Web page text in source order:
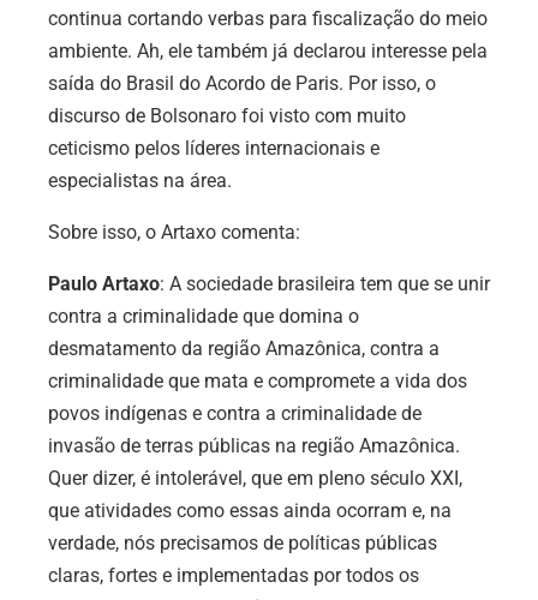
continua cortando verbas para fiscalização do meio
ambiente. Ah, ele também já declarou interesse pela
saída do Brasil do Acordo de Paris. Por isso, o
discurso de Bolsonaro foi visto com muito
ceticismo pelos líderes internacionais e
especialistas na área.
Sobre isso, o Artaxo comenta:
Paulo Artaxo: A sociedade brasileira tem que se unir
contra a criminalidade que domina o
desmatamento da região Amazônica, contra a
criminalidade que mata e compromete a vida dos
povos indígenas e contra a criminalidade de
invasão de terras públicas na região Amazônica.
Quer dizer, é intolerável, que em pleno século XXI,
que atividades como essas ainda ocorram e, na
verdade, nós precisamos de políticas públicas
claras, fortes e implementadas por todos os